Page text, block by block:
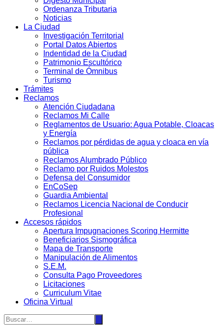
Ordenanza Tributaria
Noticias
La Ciudad
Investigación Territorial
Portal Datos Abiertos
Indentidad de la Ciudad
Patrimonio Escultórico
Terminal de Ómnibus
Turismo
Trámites
Reclamos
Atención Ciudadana
Reclamos Mi Calle
Reglamentos de Usuario: Agua Potable, Cloacas
y Energía
Reclamos por pérdidas de agua y cloaca en vía
pública
Reclamos Alumbrado Público
Reclamo por Ruidos Molestos
Defensa del Consumidor
EnCoSep
Guardia Ambiental
Reclamos Licencia Nacional de Conducir
Profesional
Accesos rápidos
Apertura Impugnaciones Scoring Hermitte
Beneficiarios Sismográfica
Mapa de Transporte
Manipulación de Alimentos
S.E.M.
Consulta Pago Proveedores
Licitaciones
Curriculum Vitae
Oficina Virtual